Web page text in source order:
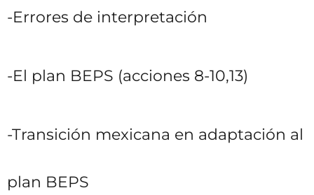
-Errores de interpretación
-El plan BEPS (acciones 8-10,13)
-Transición mexicana en adaptación al
plan BEPS